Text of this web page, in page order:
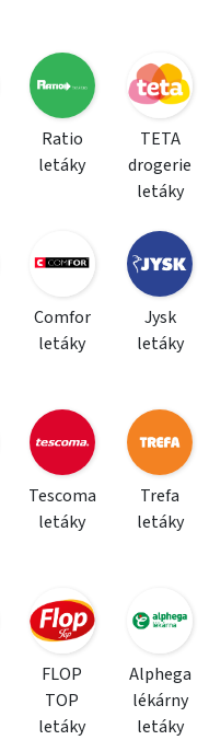
Ratio
letáky
TETA
drogerie
letáky
Comfor
letáky
Jysk
letáky
Tescoma
letáky
Trefa
letáky
FLOP
TOP
letáky
Alphega
lékárny
letáky